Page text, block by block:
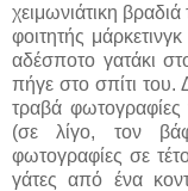
χειμωνιάτικη
φοιτητής
αδέσποτο γατάκι
πήγε στο σπίτι του.
τραβά φωτογραφίες
(σε λίγο, τον
φωτογραφίες σε
γάτες από ένα